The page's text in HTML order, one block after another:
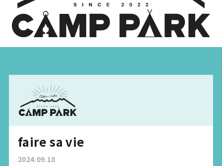
faire sa vie
2024.09.18